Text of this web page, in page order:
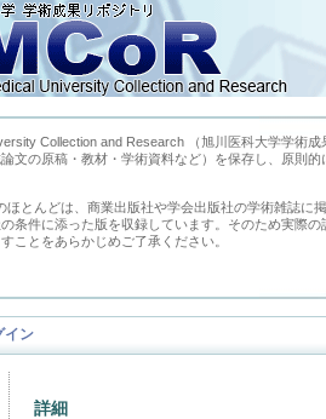
Collection and Research （旭川医科大学学術
文の原稿・教材・学術資料など）を保存し、原則
とんどは、商業出版社や学会出版社の学術雑誌に
条件に添った版を収録しています。そのため実際
ことをあらかじめご了承ください。
イン
詳細